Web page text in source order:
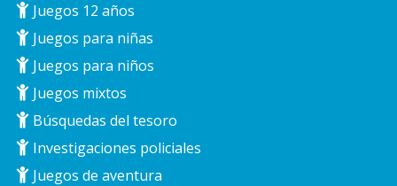
Juegos 12 años
Juegos para niñas
Juegos para niños
Juegos mixtos
Búsquedas del tesoro
Investigaciones policiales
Juegos de aventura